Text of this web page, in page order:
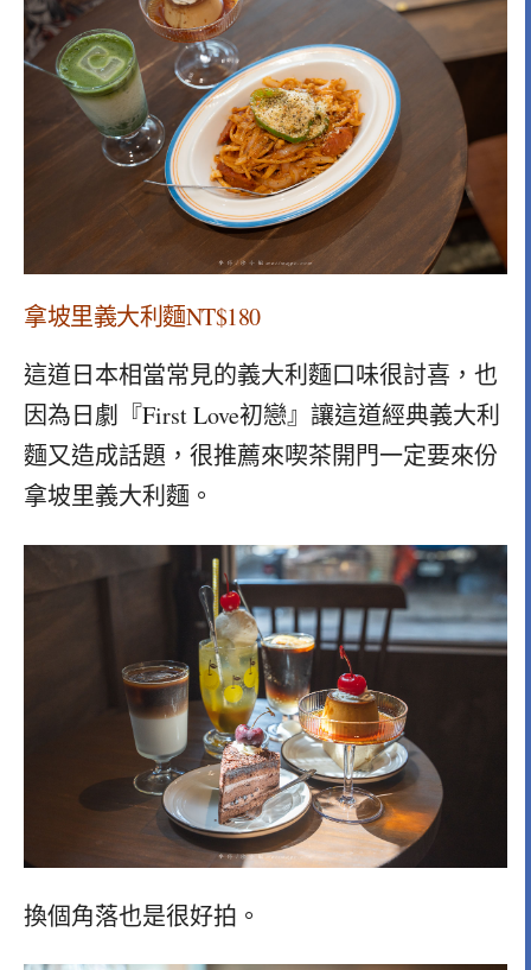
拿坡里義大利麵NT$180
這道日本相當常見的義大利麵口味很討喜，也
因為日劇『First Love初戀』讓這道經典義大利
麵又造成話題，很推薦來喫茶開門一定要來份
拿坡里義大利麵。
換個角落也是很好拍。